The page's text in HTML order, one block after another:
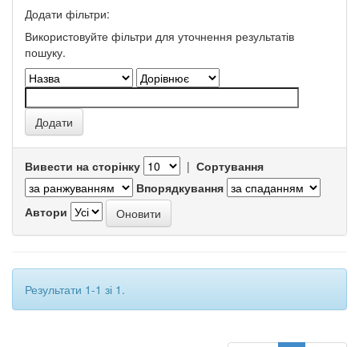
Додати фільтри:
Використовуйте фільтри для уточнення результатів
пошуку.
Вивести на сторінку | Сортування
Впорядкування
Автори
Результати 1-1 зі 1.